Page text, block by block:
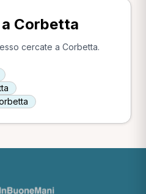
Corbetta
cercate a Corbetta.